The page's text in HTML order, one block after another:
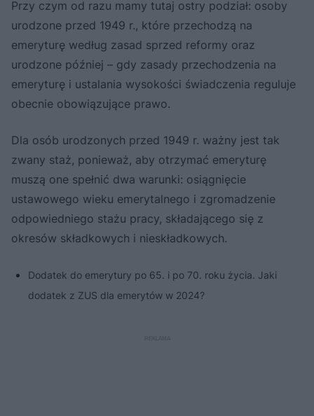
Przy czym od razu mamy tutaj ostry podział: osoby
urodzone przed 1949 r., które przechodzą na
emeryturę według zasad sprzed reformy oraz
urodzone później – gdy zasady przechodzenia na
emeryturę i ustalania wysokości świadczenia reguluje
obecnie obowiązujące prawo.
Dla osób urodzonych przed 1949 r. ważny jest tak
zwany staż, ponieważ, aby otrzymać emeryturę
muszą one spełnić dwa warunki: osiągnięcie
ustawowego wieku emerytalnego i zgromadzenie
odpowiedniego stażu pracy, składającego się z
okresów składkowych i nieskładkowych.
Dodatek do emerytury po 65. i po 70. roku życia. Jaki
dodatek z ZUS dla emerytów w 2024?